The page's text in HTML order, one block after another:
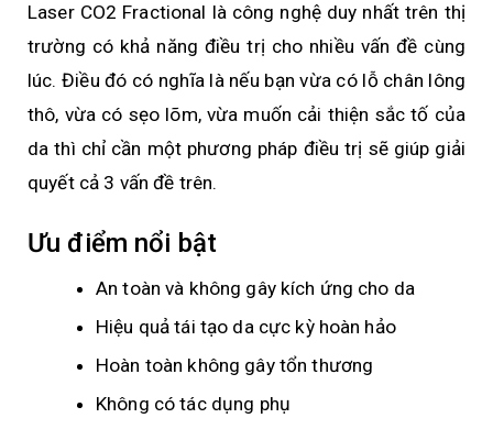
Laser CO2 Fractional là công nghệ duy nhất trên thị
trường có khả năng điều trị cho nhiều vấn đề cùng
lúc. Điều đó có nghĩa là nếu bạn vừa có lỗ chân lông
thô, vừa có sẹo lõm, vừa muốn cải thiện sắc tố của
da thì chỉ cần một phương pháp điều trị sẽ giúp giải
quyết cả 3 vấn đề trên.
Ưu điểm nổi bật
An toàn và không gây kích ứng cho da
Hiệu quả tái tạo da cực kỳ hoàn hảo
Hoàn toàn không gây tổn thương
Không có tác dụng phụ